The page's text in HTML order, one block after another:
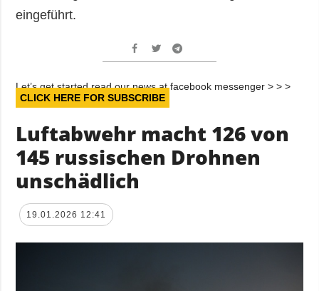
eingeführt.
Let’s get started read our news at facebook messenger > > >
CLICK HERE FOR SUBSCRIBE
Luftabwehr macht 126 von
145 russischen Drohnen
unschädlich
19.01.2026 12:41